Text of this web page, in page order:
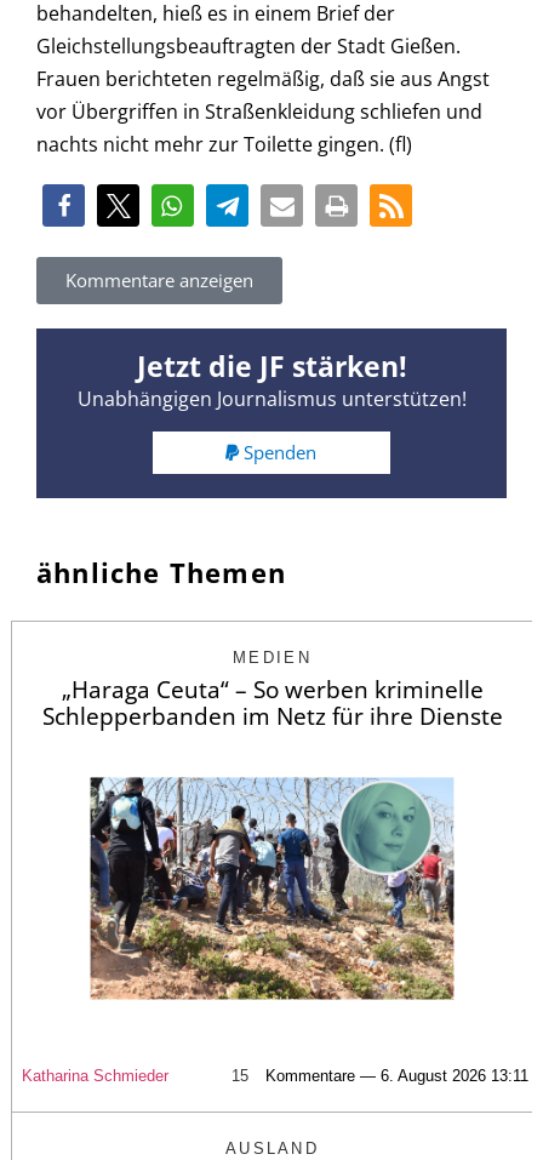
behandelten, hieß es in einem Brief der
Gleichstellungsbeauftragten der Stadt Gießen.
Frauen berichteten regelmäßig, daß sie aus Angst
vor Übergriffen in Straßenkleidung schliefen und
nachts nicht mehr zur Toilette gingen. (fl)
Kommentare anzeigen
Jetzt die JF stärken!
Unabhängigen Journalismus unterstützen!
Spenden
ähnliche Themen
MEDIEN
„Haraga Ceuta“ – So werben kriminelle
Schlepperbanden im Netz für ihre Dienste
Katharina Schmieder 15 Kommentare — 6. August 2026 13:11
AUSLAND